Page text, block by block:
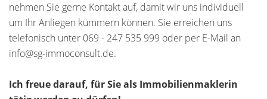
nehmen Sie gerne Kontakt auf, damit wir uns individuell
um Ihr Anliegen kümmern können. Sie erreichen uns
telefonisch unter 069 - 247 535 999 oder per E-Mail an
info@sg-immoconsult.de.
Ich freue darauf, für Sie als Immobilienmaklerin